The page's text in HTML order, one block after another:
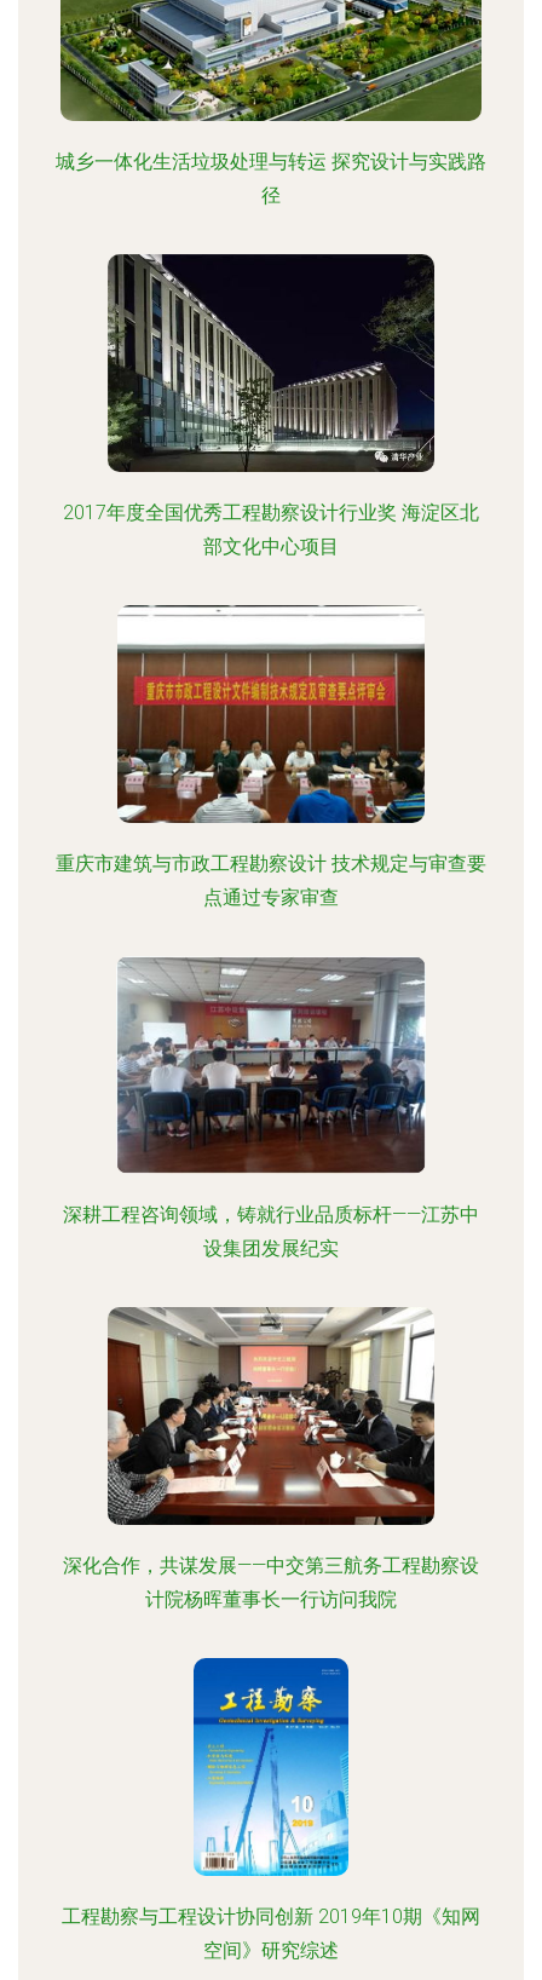
城乡一体化生活垃圾处理与转运 探究设计与实践路
径
2017年度全国优秀工程勘察设计行业奖 海淀区北
部文化中心项目
重庆市建筑与市政工程勘察设计 技术规定与审查要
点通过专家审查
深耕工程咨询领域，铸就行业品质标杆——江苏中
设集团发展纪实
深化合作，共谋发展——中交第三航务工程勘察设
计院杨晖董事长一行访问我院
工程勘察与工程设计协同创新 2019年10期《知网
空间》研究综述